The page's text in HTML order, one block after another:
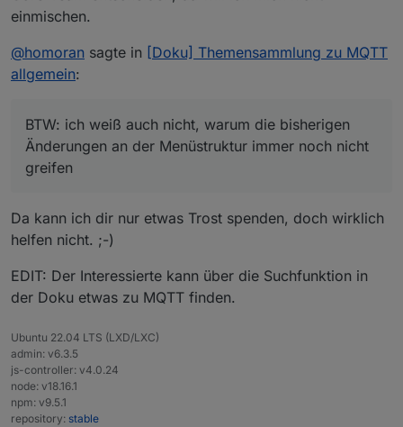
einmischen.
@homoran sagte in [Doku] Themensammlung zu MQTT
allgemein:
BTW: ich weiß auch nicht, warum die bisherigen
Änderungen an der Menüstruktur immer noch nicht
greifen
Da kann ich dir nur etwas Trost spenden, doch wirklich
helfen nicht. ;-)
EDIT: Der Interessierte kann über die Suchfunktion in
der Doku etwas zu MQTT finden.
Ubuntu 22.04 LTS (LXD/LXC)
admin: v6.3.5
js-controller: v4.0.24
node: v18.16.1
npm: v9.5.1
repository: stable